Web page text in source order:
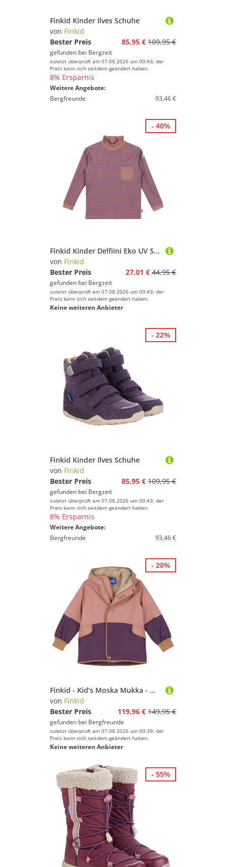
Finkid Kinder Ilves Schuhe
von Finkid
Bester Preis
85,95 € 109,95 €
gefunden bei Bergzeit
zuletzt überprüft am 07.08.2026 um 00:43; der
Preis kann sich seitdem geändert haben.
8% Ersparnis
Weitere Angebote:
Bergfreunde
93,46 €
Finkid Kinder Delfiini Eko UV Shirt
von Finkid
Bester Preis
27,01 € 44,95 €
gefunden bei Bergzeit
zuletzt überprüft am 07.08.2026 um 00:43; der
Preis kann sich seitdem geändert haben.
Keine weiteren Anbieter
- 40%
Finkid Kinder Ilves Schuhe
von Finkid
Bester Preis
85,95 € 109,95 €
gefunden bei Bergzeit
zuletzt überprüft am 07.08.2026 um 00:43; der
Preis kann sich seitdem geändert haben.
8% Ersparnis
Weitere Angebote:
Bergfreunde
93,46 €
- 22%
Finkid - Kid's Moska Mukka - Winterjacke Gr 80/90 lila
von Finkid
Bester Preis
119,96 € 149,95 €
gefunden bei Bergfreunde
zuletzt überprüft am 07.08.2026 um 00:39; der
Preis kann sich seitdem geändert haben.
Keine weiteren Anbieter
- 20%
- 55%